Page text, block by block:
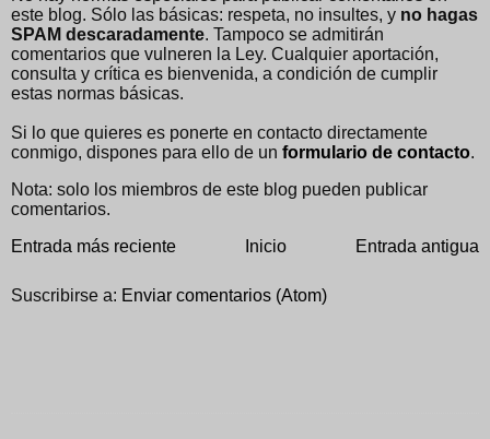
este blog. Sólo las básicas: respeta, no insultes, y no hagas
SPAM descaradamente. Tampoco se admitirán
comentarios que vulneren la Ley. Cualquier aportación,
consulta y crítica es bienvenida, a condición de cumplir
estas normas básicas.
Si lo que quieres es ponerte en contacto directamente
conmigo, dispones para ello de un formulario de contacto.
Nota: solo los miembros de este blog pueden publicar
comentarios.
Entrada más reciente
Entrada antigua
Inicio
Suscribirse a: Enviar comentarios (Atom)